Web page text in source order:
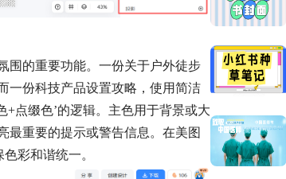
围的重要功能。一份关于户外徒步
一份科技产品设置攻略，使用简洁
点缀色’的逻辑。主色用于背景或大
最重要的提示或警告信息。在美图
彩和谐统一。